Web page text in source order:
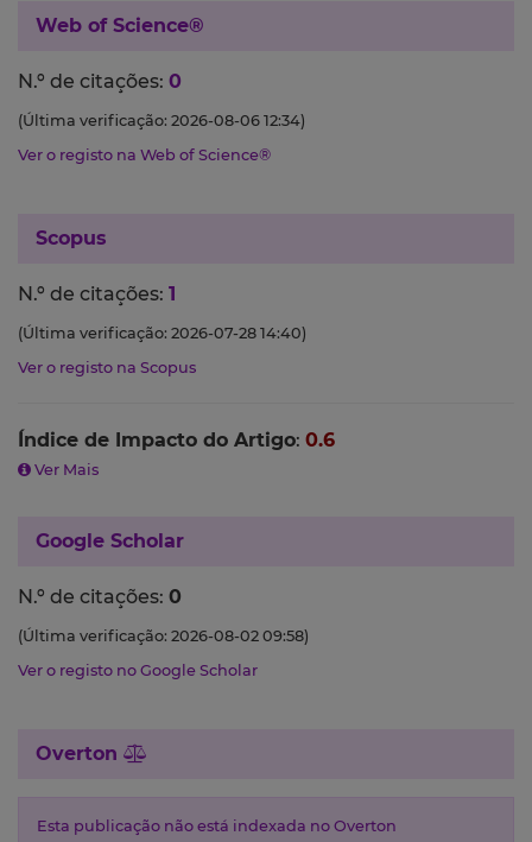
Web of Science®
N.º de citações: 0
(Última verificação: 2026-08-06 12:34)
Ver o registo na Web of Science®
Scopus
N.º de citações: 1
(Última verificação: 2026-07-28 14:40)
Ver o registo na Scopus
Índice de Impacto do Artigo: 0.6
Ver Mais
Google Scholar
N.º de citações: 0
(Última verificação: 2026-08-02 09:58)
Ver o registo no Google Scholar
Overton
Esta publicação não está indexada no Overton